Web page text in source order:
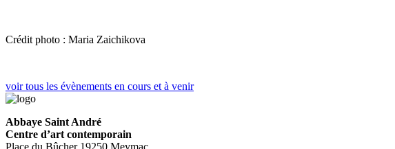
Crédit photo : Maria Zaichikova
voir tous les évènements en cours et à venir
Abbaye Saint André
Centre d’art contemporain